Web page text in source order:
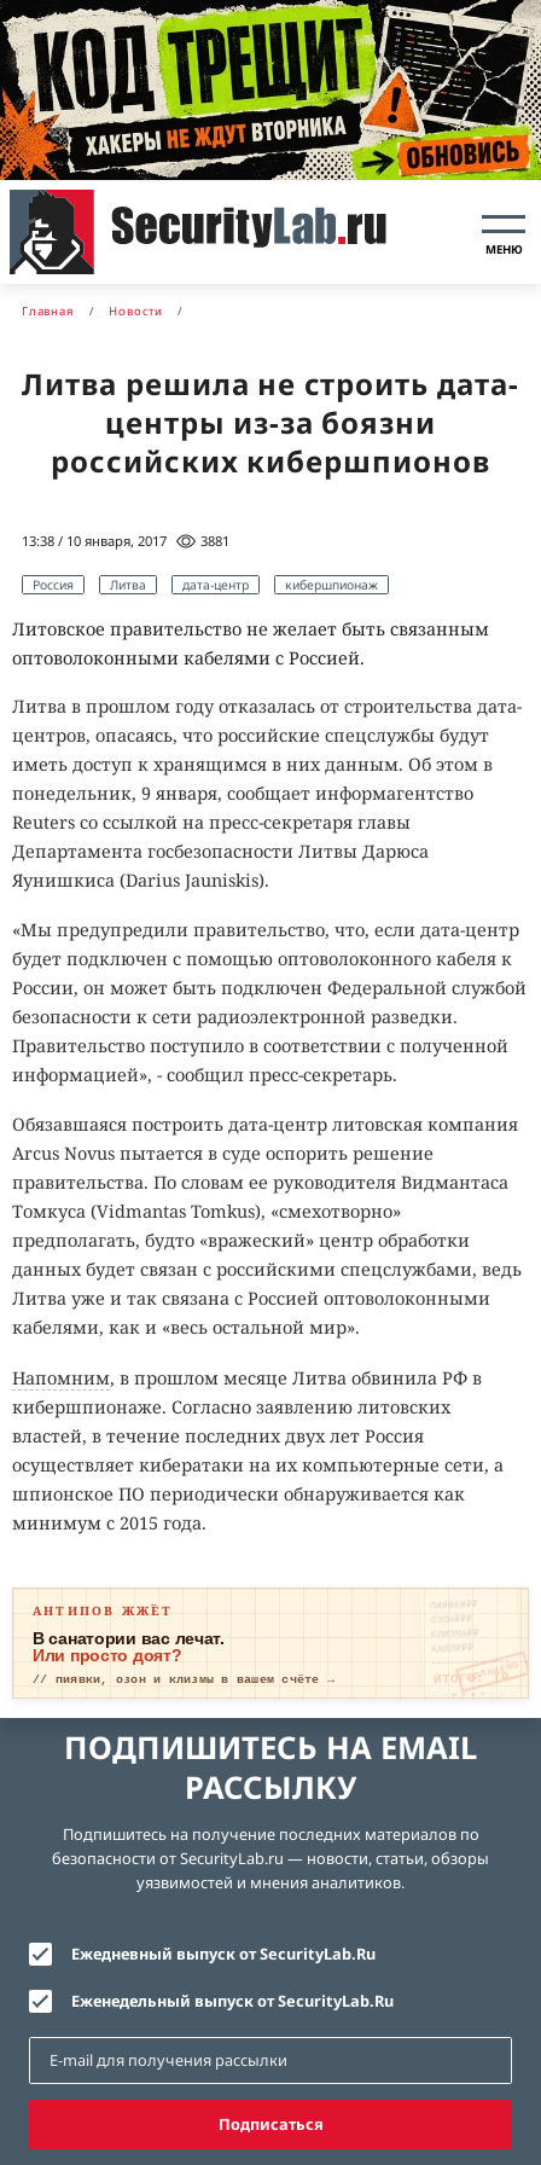
МЕНЮ
Главная Новости
Литва решила не строить дата-
центры из-за боязни
российских кибершпионов
13:38 / 10 января, 2017 3881
Россия Литва дата-центр кибершпионаж
Литовское правительство не желает быть связанным
оптоволоконными кабелями с Россией.
Литва в прошлом году отказалась от строительства дата-
центров, опасаясь, что российские спецслужбы будут
иметь доступ к хранящимся в них данным. Об этом в
понедельник, 9 января, сообщает информагентство
Reuters со ссылкой на пресс-секретаря главы
Департамента госбезопасности Литвы Дарюса
Яунишкиса (Darius Jauniskis).
«Мы предупредили правительство, что, если дата-центр
будет подключен с помощью оптоволоконного кабеля к
России, он может быть подключен Федеральной службой
безопасности к сети радиоэлектронной разведки.
Правительство поступило в соответствии с полученной
информацией», - сообщил пресс-секретарь.
Обязавшаяся построить дата-центр литовская компания
Arcus Novus пытается в суде оспорить решение
правительства. По словам ее руководителя Видмантаса
Томкуса (Vidmantas Tomkus), «смехотворно»
предполагать, будто «вражеский» центр обработки
данных будет связан с российскими спецслужбами, ведь
Литва уже и так связана с Россией оптоволоконными
кабелями, как и «весь остальной мир».
Напомним, в прошлом месяце Литва обвинила РФ в
кибершпионаже. Согласно заявлению литовских
властей, в течение последних двух лет Россия
осуществляет кибератаки на их компьютерные сети, а
шпионское ПО периодически обнаруживается как
минимум с 2015 года.
ПИЯВКИ₽₽
КЛИЗМА₽₽
КАПЛИ₽₽
ИТОГО: ТР
ЕВОГА
ОПЛАЧЕНО
АНТИПОВ ЖЖЁТ
В санатории вас лечат.
Или просто доят?
// пиявки, озон и клизмы в вашем счёте →
ПОДПИШИТЕСЬ НА EMAIL
РАССЫЛКУ
Подпишитесь на получение последних материалов по
безопасности от SecurityLab.ru — новости, статьи, обзоры
уязвимостей и мнения аналитиков.
Ежедневный выпуск от SecurityLab.Ru
Еженедельный выпуск от SecurityLab.Ru
Подписаться